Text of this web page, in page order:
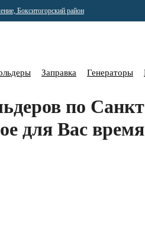
Бокситогорский район
Заправка Генераторы
по
для Вас